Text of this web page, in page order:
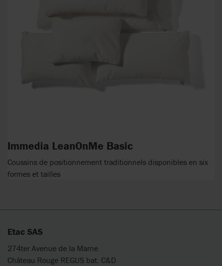
Immedia LeanOnMe Basic
Coussins de positionnement traditionnels disponibles en six
formes et tailles
Etac SAS
274ter Avenue de la Marne
Château Rouge REGUS bat. C&D